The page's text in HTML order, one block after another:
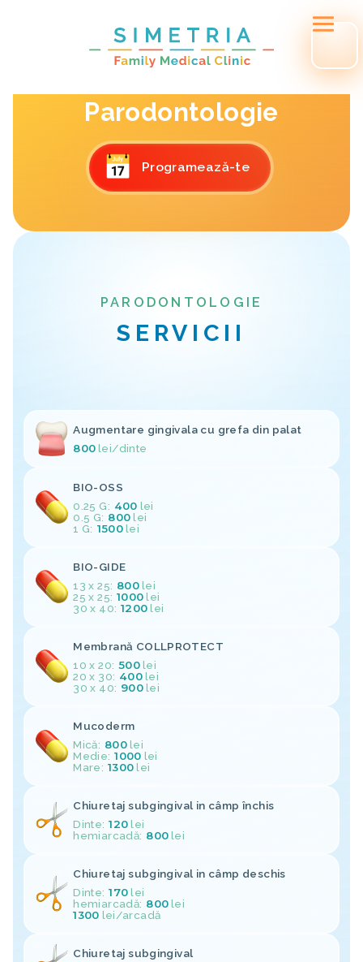
Parodontologie
Programează-te
PARODONTOLOGIE
SERVICII
Augmentare gingivala cu grefa din palat
800lei/dinte
BIO-OSS
0.25 G: 400 lei
0.5 G: 800lei
1 G: 1500lei
BIO-GIDE
13 x 25: 800lei
25 x 25: 1000 lei
30 x 40: 1200 lei
Membrană COLLPROTECT
10 x 20: 500lei
20 x 30: 400lei
30 x 40: 900lei
Mucoderm
Mică: 800lei
Medie: 1000 lei
Mare: 1300lei
Chiuretaj subgingival in câmp închis
Dinte: 120lei
hemiarcadă: 800lei
Chiuretaj subgingival in câmp deschis
Dinte: 170lei
hemiarcadă: 800lei
1300 lei/arcadă
Chiuretaj subgingival